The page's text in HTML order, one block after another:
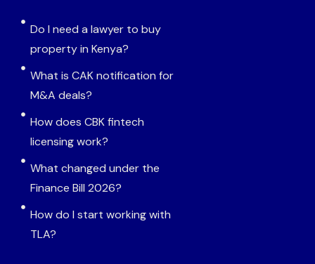
Do I need a lawyer to buy
property in Kenya?
What is CAK notification for
M&A deals?
How does CBK fintech
licensing work?
What changed under the
Finance Bill 2026?
How do I start working with
TLA?